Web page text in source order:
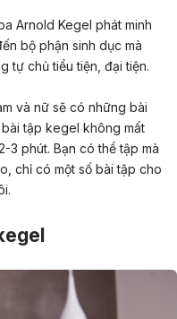
Arnold Kegel phát minh
bộ phận sinh dục mà
tự chủ tiểu tiện, đại tiện.
và nữ sẽ có những bài
tập kegel không mất
3 phút. Bạn có thể tập mà
chỉ có một số bài tập cho